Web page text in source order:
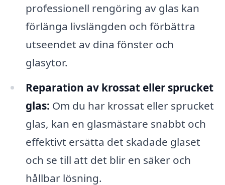
professionell rengöring av glas kan
förlänga livslängden och förbättra
utseendet av dina fönster och
glasytor.
Reparation av krossat eller sprucket
glas: Om du har krossat eller sprucket
glas, kan en glasmästare snabbt och
effektivt ersätta det skadade glaset
och se till att det blir en säker och
hållbar lösning.